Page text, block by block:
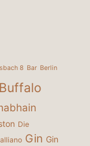
8 Bar Berlin
Buffalo
Die
Gin Gin